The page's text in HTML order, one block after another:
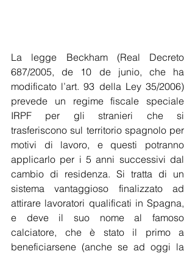
La legge Beckham (Real Decreto
687/2005, de 10 de junio, che ha
modificato l’art. 93 della Ley 35/2006)
prevede un regime fiscale speciale
IRPF per gli stranieri che si
trasferiscono sul territorio spagnolo per
motivi di lavoro, e questi potranno
applicarlo per i 5 anni successivi dal
cambio di residenza. Si tratta di un
sistema vantaggioso finalizzato ad
attirare lavoratori qualificati in Spagna,
e deve il suo nome al famoso
calciatore, che è stato il primo a
beneficiarsene (anche se ad oggi la